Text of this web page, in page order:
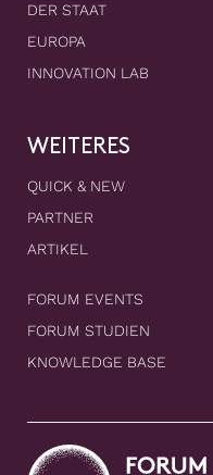
DER STAAT
EUROPA
INNOVATION LAB
WEITERES
QUICK & NEW
PARTNER
ARTIKEL
FORUM EVENTS
FORUM STUDIEN
KNOWLEDGE BASE